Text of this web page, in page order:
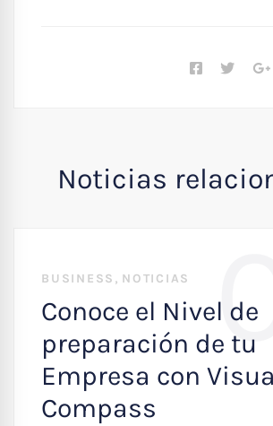
Noticias
BUSINESS , NOTICIAS
Conoce el Nivel de
preparación de tu
Empresa con
Compass